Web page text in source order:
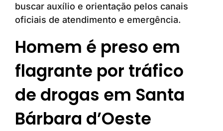
buscar auxílio e orientação pelos canais
oficiais de atendimento e emergência.
Homem é preso em
flagrante por tráfico
de drogas em Santa
Bárbara d’Oeste